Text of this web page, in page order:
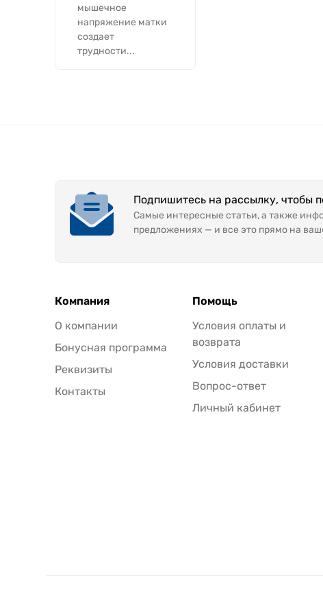
мышечное
напряжение матки
создает
трудности...
Подпишитесь на рассылку, чтобы
Самые интересные статьи, а также
предложениях — и все это прямо на
Компания
О компании
Бонусная программа
Реквизиты
Контакты
Помощь
Условия оплаты и
возврата
Условия доставки
Вопрос-ответ
Личный кабинет